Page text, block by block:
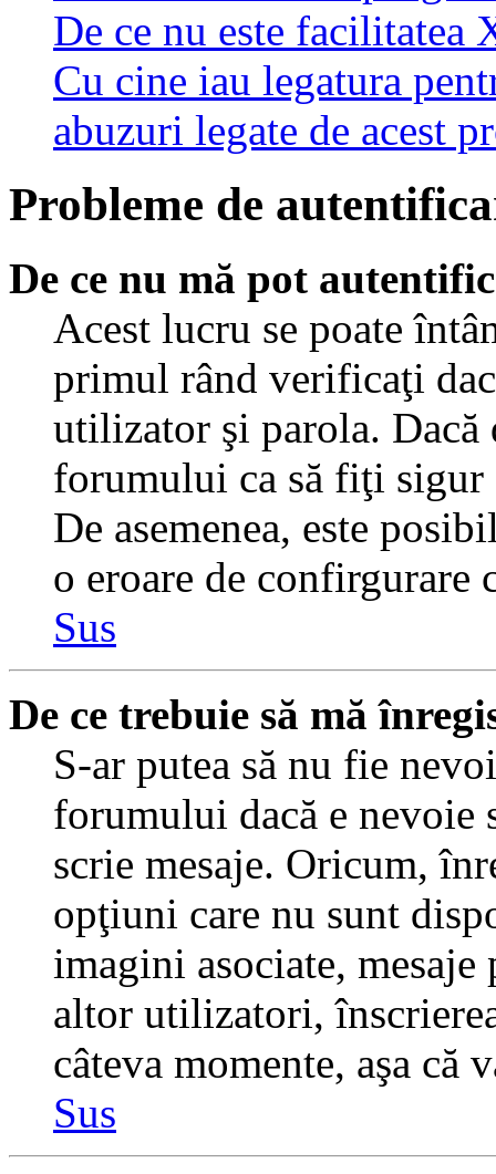
De ce nu este facilitatea
Cu cine iau legatura
abuzuri legate de acest
Probleme de
De ce nu mă pot
Acest lucru se poate
primul rând verificaţi
utilizator şi parola. Dacă
forumului ca să fiţi
De asemenea, este
o eroare de confirgurare
Sus
De ce trebuie să mă
S-ar putea să nu fie
forumului dacă e nevoie
scrie mesaje. Oricum,
opţiuni care nu sunt
imagini asociate,
altor utilizatori,
câteva momente, aşa că
Sus